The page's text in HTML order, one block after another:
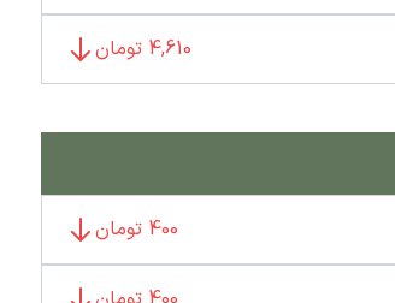
4,610 تومان
400 تومان